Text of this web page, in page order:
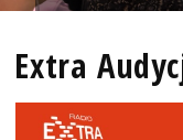
Extra